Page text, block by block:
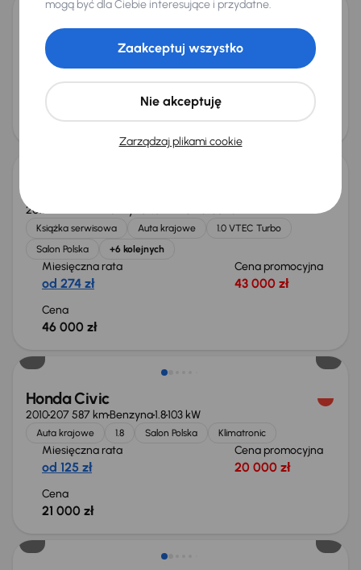
Honda Civic
2008 Benzyna1.4 i-DSI 61 kW
Książka serwisowa Auta krajowe 1.4 i-DSI
Salon Polska
+4 kolejnych
Miesięczna rata
od 94 zł
Cena po obniżce
14 500 zł
2017
Książka serwisowa Auta krajowe
1.0 VTEC Turbo
Salon Polska
+6 kolejnych
Miesięczna rata
od 274 zł
Cena promocyjna
43 000 zł
Cena
46 000 zł
Honda Civic
2010207 587 kmBenzyna1.8103 kW
Auta krajowe 1.8 Salon Polska Klimatronic
Miesięczna rata
od 125 zł
Cena promocyjna
20 000 zł
Cena
21 000 zł
mogą być dla Ciebie interesujące i przydatne.
Zarządzaj plikami cookie
Nie akceptuję
Zaakceptuj wszystko